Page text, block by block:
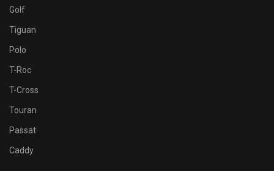
Golf
Tiguan
Polo
T-Roc
T-Cross
Touran
Passat
Caddy